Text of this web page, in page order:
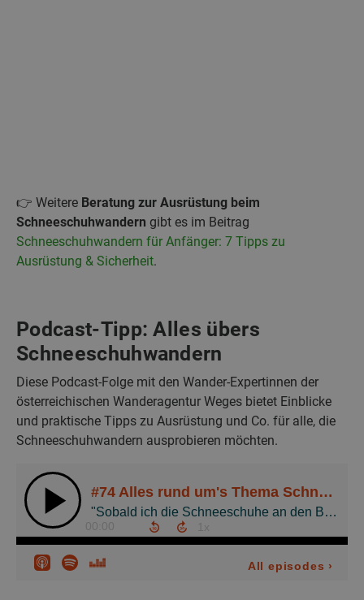
👉 Weitere Beratung zur Ausrüstung beim
Schneeschuhwandern gibt es im Beitrag
Schneeschuhwandern für Anfänger: 7 Tipps zu
Ausrüstung & Sicherheit.
Podcast-Tipp: Alles übers
Schneeschuhwandern
Diese Podcast-Folge mit den Wander-Expertinnen der
österreichischen Wanderagentur Weges bietet Einblicke
und praktische Tipps zu Ausrüstung und Co. für alle, die
Schneeschuhwandern ausprobieren möchten.